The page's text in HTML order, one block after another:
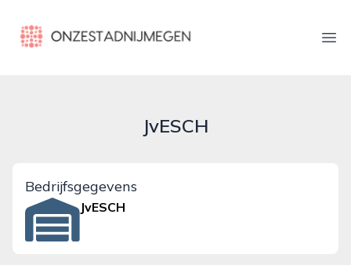
onzestadnijmegen.nl
JvESCH
Bedrijfsgegevens
JvESCH